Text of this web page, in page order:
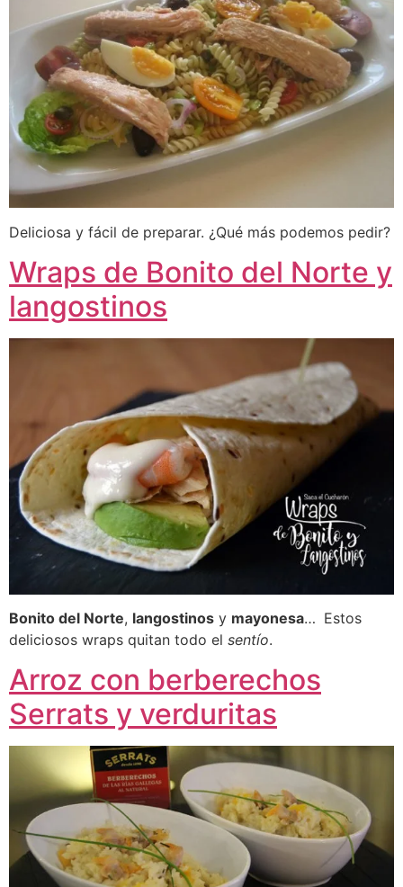
Deliciosa y fácil de preparar. ¿Qué más podemos pedir?
Wraps de Bonito del Norte y
langostinos
Bonito del Norte, langostinos y mayonesa… Estos
deliciosos wraps quitan todo el sentío.
Arroz con berberechos
Serrats y verduritas